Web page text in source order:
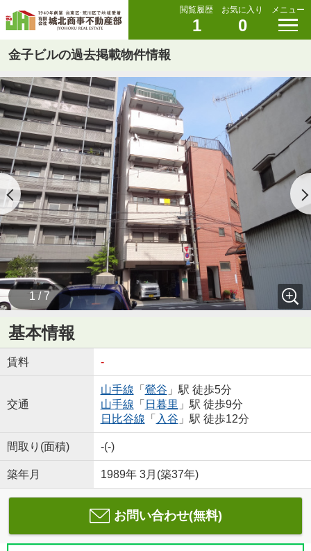
閲覧履歴
1
お気に入り
0
メニュー
金子ビルの過去掲載物件情報
1 / 7
基本情報
賃料 -
交通
山手線 「 鶯谷 」駅 徒歩5分
山手線 「 日暮里 」駅 徒歩9分
日比谷線 「 入谷 」駅 徒歩12分
間取り(面積) -(-)
築年月 1989年 3月(築37年)
お問い合わせ(無料)